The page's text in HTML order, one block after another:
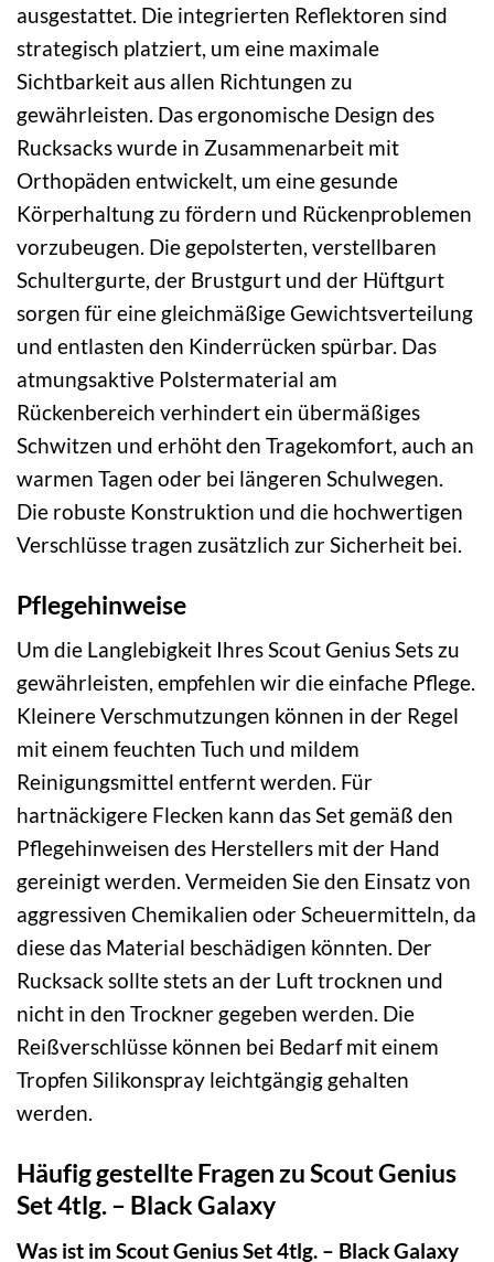
ausgestattet. Die integrierten Reflektoren sind
strategisch platziert, um eine maximale
Sichtbarkeit aus allen Richtungen zu
gewährleisten. Das ergonomische Design des
Rucksacks wurde in Zusammenarbeit mit
Orthopäden entwickelt, um eine gesunde
Körperhaltung zu fördern und Rückenproblemen
vorzubeugen. Die gepolsterten, verstellbaren
Schultergurte, der Brustgurt und der Hüftgurt
sorgen für eine gleichmäßige Gewichtsverteilung
und entlasten den Kinderrücken spürbar. Das
atmungsaktive Polstermaterial am
Rückenbereich verhindert ein übermäßiges
Schwitzen und erhöht den Tragekomfort, auch an
warmen Tagen oder bei längeren Schulwegen.
Die robuste Konstruktion und die hochwertigen
Verschlüsse tragen zusätzlich zur Sicherheit bei.
Pflegehinweise
Um die Langlebigkeit Ihres Scout Genius Sets zu
gewährleisten, empfehlen wir die einfache Pflege.
Kleinere Verschmutzungen können in der Regel
mit einem feuchten Tuch und mildem
Reinigungsmittel entfernt werden. Für
hartnäckigere Flecken kann das Set gemäß den
Pflegehinweisen des Herstellers mit der Hand
gereinigt werden. Vermeiden Sie den Einsatz von
aggressiven Chemikalien oder Scheuermitteln, da
diese das Material beschädigen könnten. Der
Rucksack sollte stets an der Luft trocknen und
nicht in den Trockner gegeben werden. Die
Reißverschlüsse können bei Bedarf mit einem
Tropfen Silikonspray leichtgängig gehalten
werden.
Häufig gestellte Fragen zu Scout Genius
Set 4tlg. – Black Galaxy
Was ist im Scout Genius Set 4tlg. – Black Galaxy